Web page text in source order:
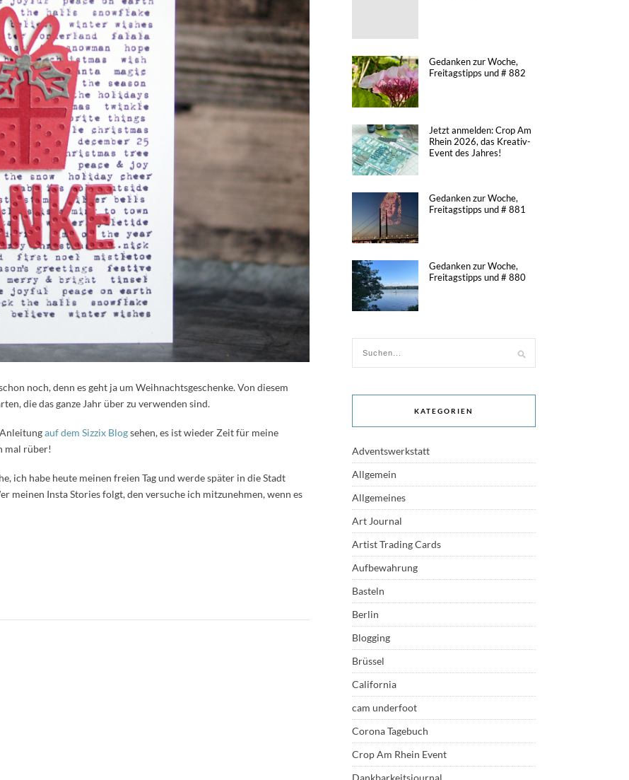
noch, denn es geht ja um Weihnachtsgeschenke. Von diesem
die das ganze Jahr über zu verwenden sind.
auf dem Sizzix Blogsehen, es ist wieder Zeit für meine
mal rüber!
ich habe heute meinen freien Tag und werde später in die Stadt
meinen Insta Stories folgt, den versuche ich mitzunehmen, wenn es
Gedanken zur Woche,
Freitagstipps und # 882
Jetzt anmelden: Crop Am
Rhein 2026, das Kreativ-
Event des Jahres!
Gedanken zur Woche,
Freitagstipps und # 881
Gedanken zur Woche,
Freitagstipps und # 880
KATEGORIEN
Adventswerkstatt
Allgemein
Allgemeines
Art Journal
Artist Trading Cards
Aufbewahrung
Basteln
Berlin
Blogging
Brüssel
California
cam underfoot
Corona Tagebuch
Crop Am Rhein Event